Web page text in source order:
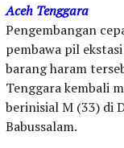
Aceh Tenggara
Pengembangan
pembawa pil
barang haram
Tenggara kembali
berinisial M (33) di
Babussalam.